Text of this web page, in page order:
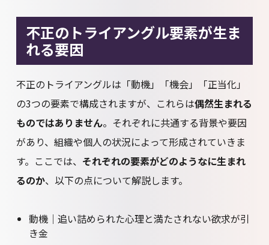
不正のトライアングル要素が生ま
れる要因
不正のトライアングルは「動機」「機会」「正当化」
の3つの要素で構成されますが、これらは偶然生まれる
ものではありません。それぞれに共通する背景や要因
があり、組織や個人の状況によって形成されていきま
す。ここでは、 それぞれの要素がどのようなに生まれ
るのか、以下の点について解説します。
動機｜追い詰められた心理と満たされない欲求が引
き金